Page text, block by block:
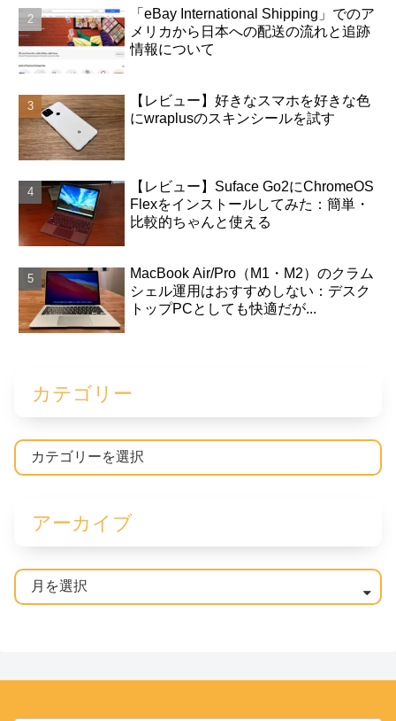
「eBay International Shipping」でのア
メリカから日本への配送の流れと追跡
情報について
【レビュー】好きなスマホを好きな色
にwraplusのスキンシールを試す
【レビュー】Suface Go2にChromeOS
Flexをインストールしてみた：簡単・
比較的ちゃんと使える
MacBook Air/Pro（M1・M2）のクラム
シェル運用はおすすめしない：デスク
トップPCとしても快適だが...
カテゴリー
アーカイブ